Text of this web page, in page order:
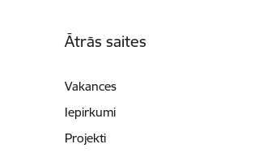
Ātrās saites
Vakances
Iepirkumi
Projekti